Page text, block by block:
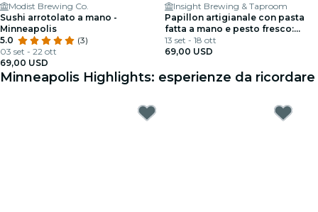
Modist Brewing Co.
Sushi arrotolato a mano -
Minneapolis
5.0
(3)
03 set - 22 ott
69,00 USD
Insight Brewing & Taproom
Papillon artigianale con pasta
fatta a mano e pesto fresco:
Minneapolis
13 set - 18 ott
69,00 USD
Minneapolis Highlights: esperienze da ricordare